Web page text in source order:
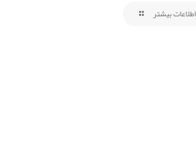
اطلاعات بیشتر